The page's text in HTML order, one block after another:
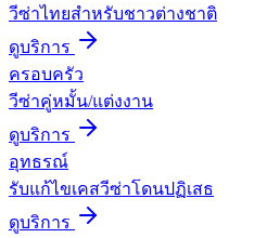
วีซ่าไทยสำหรับชาวต่างชาติ
ดูบริการ
ครอบครัว
วีซ่าคู่หมั้น/แต่งงาน
ดูบริการ
อุทธรณ์
รับแก้ไขเคสวีซ่าโดนปฏิเสธ
ดูบริการ